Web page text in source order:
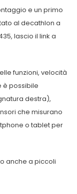
e un primo
al decathlon a
lascio il link a
funzioni, velocità
è possibile
destra),
che misurano
o tablet per
anche a piccoli